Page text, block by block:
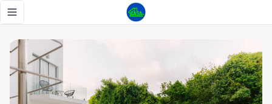
Toggle navigation menu
Apto en punta cana village en venta completamente